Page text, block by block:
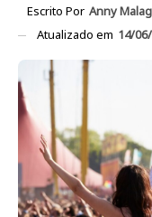
Escrito Por Anny
Atualizado em 14/